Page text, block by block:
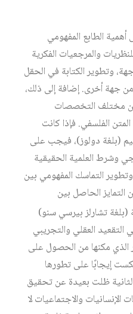
الطابع المفهومي
والمرجعيات الفكرية
وتطوير الكتابة في الحقل
جهة أخرى. إضافة إلى ذلك،
مختلف التخصصات
الفلسفي. فإذا كانت
(بلغة دولوز)، فيجب على
وشرط العلمية الحقيقية
التماسك المفهومي بين
التمايز الحاصل بين
(بلغة تشارلز بيرسي سنو)
التقعيد العقلي والتجريبي
الذي مكنها من الحصول على
إيجابًا على تطورها
ظلت بعيدة عن تحقيق
والاجتماعيات لا